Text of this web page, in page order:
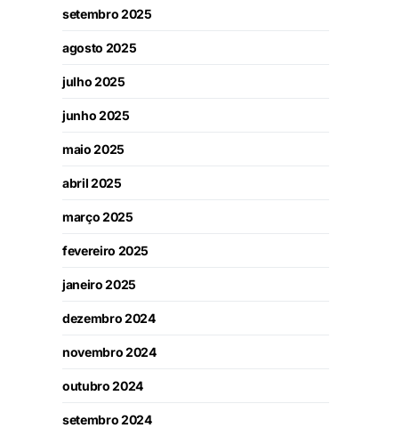
setembro 2025
agosto 2025
julho 2025
junho 2025
maio 2025
abril 2025
março 2025
fevereiro 2025
janeiro 2025
dezembro 2024
novembro 2024
outubro 2024
setembro 2024